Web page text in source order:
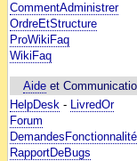
CommentAdministrer
OrdreEtStructure
ProWikiFaq
WikiFaq
Aide et
HelpDesk - LivredOr
Forum
DemandesFonctionnalité
RapportDeBugs